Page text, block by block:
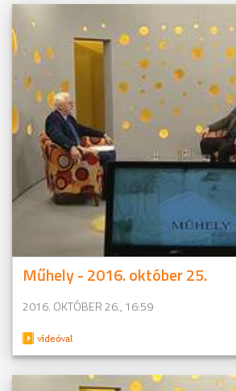
Műhely - 2016. október 25.
2016. OKTÓBER 26., 16:59